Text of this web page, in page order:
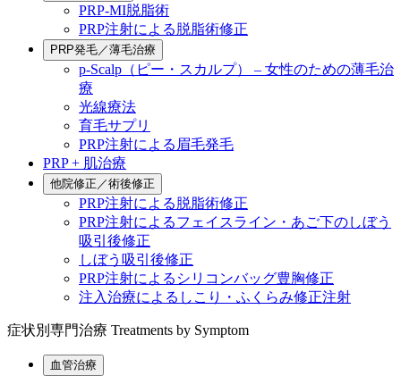
PRP-MI脱脂術
PRP注射による脱脂術修正
PRP発毛／薄毛治療
p-Scalp（ピー・スカルプ） – 女性のための薄毛治
療
光線療法
育毛サプリ
PRP注射による眉毛発毛
PRP + 肌治療
他院修正／術後修正
PRP注射による脱脂術修正
PRP注射によるフェイスライン・あご下のしぼう
吸引後修正
しぼう吸引後修正
PRP注射によるシリコンバッグ豊胸修正
注入治療によるしこり・ふくらみ修正注射
症状別専門治療 Treatments by Symptom
血管治療